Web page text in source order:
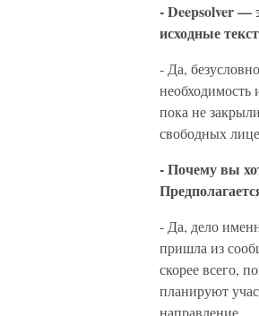
- Deepsolver —
исходные
- Да,
необходимость
пока не
свободных
- Почему вы
- Да, дело
пришла из
скорее всего,
планируют
направление.